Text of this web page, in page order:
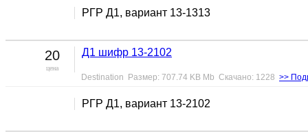
РГР Д1, вариант 13-1313
20
цена
Д1 шифр 13-2102
Destination Размер: 707.74 KB Mb Скачано: 1228 >>
РГР Д1, вариант 13-2102